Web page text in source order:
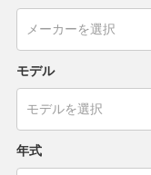
モデル
年式